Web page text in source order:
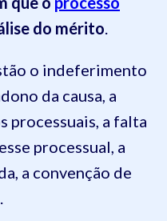
do mérito.
o indeferimento
da causa, a
processuais, a falta
processual, a
a convenção de